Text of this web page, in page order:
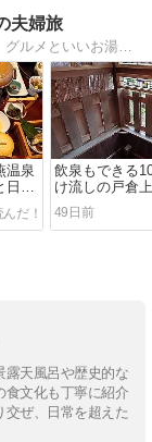
夫婦旅
温泉
本
飲泉もできる
け流しの戸倉
山田ホテル
49日前
露天風呂や歴史的な
食文化も丁寧に紹介
交ぜ、日常を超えた